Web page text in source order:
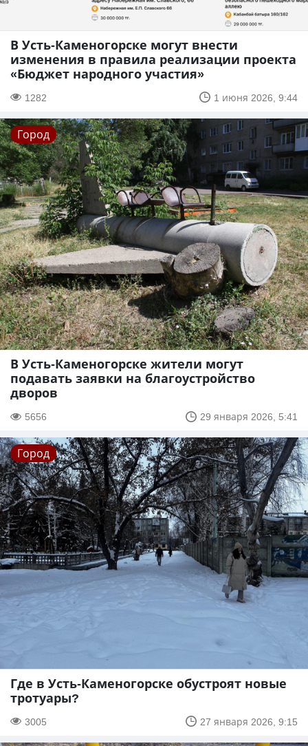
В Усть-Каменогорске могут внести
изменения в правила реализации проекта
«Бюджет народного участия»
1282 1 июня 2026, 9:44
Город
В Усть-Каменогорске жители могут
подавать заявки на благоустройство
дворов
5656 29 января 2026, 5:41
Город
Где в Усть-Каменогорске обустроят новые
тротуары?
3005 27 января 2026, 9:15